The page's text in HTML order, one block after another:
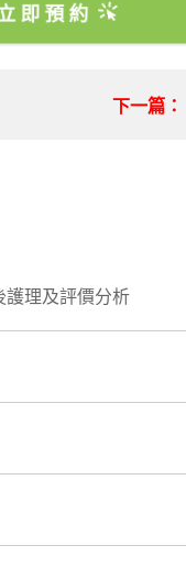
即預約
下一篇：
護理及評價分析